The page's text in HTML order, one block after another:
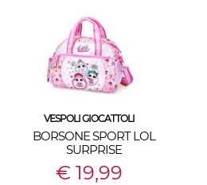
VESPOLI GIOCATTOLI
BORSONE SPORT LOL
SURPRISE
€ 19,99